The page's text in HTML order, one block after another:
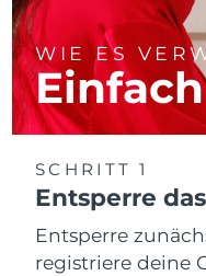
WIE ES
SCHRITT 1
Entsperre
Entsperre
registriere deine